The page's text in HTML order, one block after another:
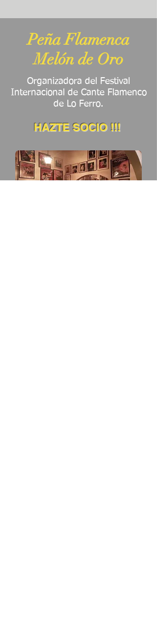
Peña Flamenca
Melón de Oro
Organizadora del Festival
Internacional de Cante Flamenco
de Lo Ferro.
HAZTE SOCIO!!!